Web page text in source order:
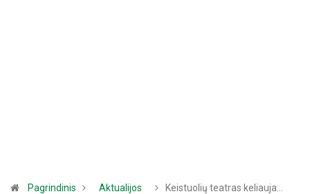
Pagrindinis Aktualijos Keistuolių teatras keliauja…